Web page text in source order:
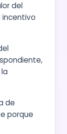
del
incentivo
de
porque